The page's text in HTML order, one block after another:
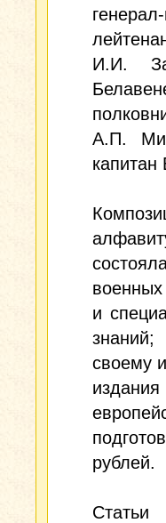
И.И.
А.П.
капитан
и
знаний;
своему
рублей.